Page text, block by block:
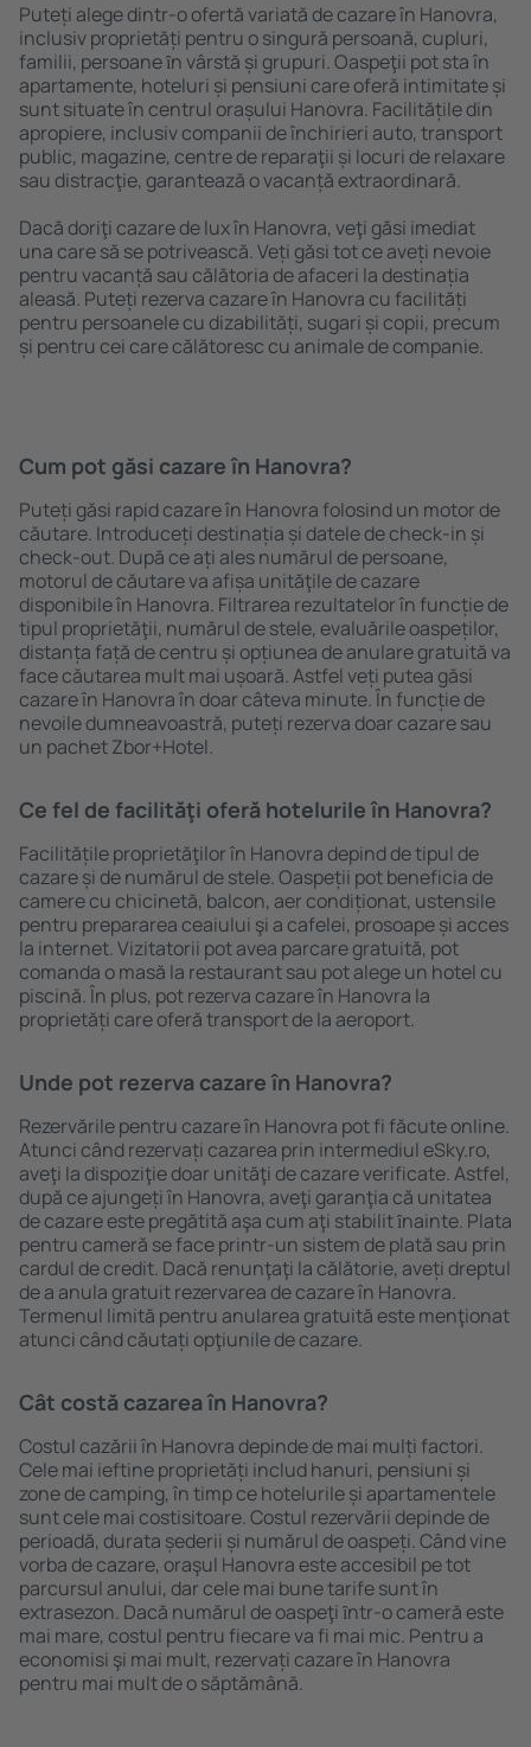
Puteți alege dintr-o ofertă variată de cazare în Hanovra,
inclusiv proprietăți pentru o singură persoană, cupluri,
familii, persoane ȋn vârstă și grupuri. Oaspeţii pot sta în
apartamente, hoteluri și pensiuni care oferă intimitate și
sunt situate în centrul orașului Hanovra. Facilitățile din
apropiere, inclusiv companii de închirieri auto, transport
public, magazine, centre de reparaţii și locuri de relaxare
sau distracţie, garantează o vacanță extraordinară.
Dacă doriţi cazare de lux în Hanovra, veţi găsi imediat
una care să se potrivească. Veți găsi tot ce aveți nevoie
pentru vacanță sau călătoria de afaceri la destinația
aleasă. Puteți rezerva cazare în Hanovra cu facilități
pentru persoanele cu dizabilități, sugari și copii, precum
și pentru cei care călătoresc cu animale de companie.
Cum pot găsi cazare în Hanovra?
Puteți găsi rapid cazare în Hanovra folosind un motor de
căutare. Introduceți destinația și datele de check-in și
check-out. După ce ați ales numărul de persoane,
motorul de căutare va afișa unităţile de cazare
disponibile în Hanovra. Filtrarea rezultatelor în funcție de
tipul proprietăţii, numărul de stele, evaluările oaspeților,
distanța față de centru și opțiunea de anulare gratuită va
face căutarea mult mai ușoară. Astfel veți putea găsi
cazare în Hanovra în doar câteva minute. În funcție de
nevoile dumneavoastră, puteți rezerva doar cazare sau
un pachet Zbor+Hotel.
Ce fel de facilităţi oferă hotelurile în Hanovra?
Facilitățile proprietăţilor în Hanovra depind de tipul de
cazare și de numărul de stele. Oaspeții pot beneficia de
camere cu chicinetă, balcon, aer condiționat, ustensile
pentru prepararea ceaiului şi a cafelei, prosoape și acces
la internet. Vizitatorii pot avea parcare gratuită, pot
comanda o masă la restaurant sau pot alege un hotel cu
piscină. În plus, pot rezerva cazare în Hanovra la
proprietăți care oferă transport de la aeroport.
Unde pot rezerva cazare în Hanovra?
Rezervările pentru cazare în Hanovra pot fi făcute online.
Atunci când rezervați cazarea prin intermediul eSky.ro,
aveţi la dispoziţie doar unităţi de cazare verificate. Astfel,
după ce ajungeți în Hanovra, aveţi garanţia că unitatea
de cazare este pregătită aşa cum aţi stabilit ȋnainte. Plata
pentru cameră se face printr-un sistem de plată sau prin
cardul de credit. Dacă renunţaţi la călătorie, aveți dreptul
de a anula gratuit rezervarea de cazare în Hanovra.
Termenul limită pentru anularea gratuită este menţionat
atunci când căutați opţiunile de cazare.
Cât costă cazarea în Hanovra?
Costul cazării în Hanovra depinde de mai mulți factori.
Cele mai ieftine proprietăți includ hanuri, pensiuni și
zone de camping, în timp ce hotelurile și apartamentele
sunt cele mai costisitoare. Costul rezervării depinde de
perioadă, durata șederii și numărul de oaspeți. Când vine
vorba de cazare, oraşul Hanovra este accesibil pe tot
parcursul anului, dar cele mai bune tarife sunt în
extrasezon. Dacă numărul de oaspeţi ȋntr-o cameră este
mai mare, costul pentru fiecare va fi mai mic. Pentru a
economisi şi mai mult, rezervați cazare în Hanovra
pentru mai mult de o săptămână.